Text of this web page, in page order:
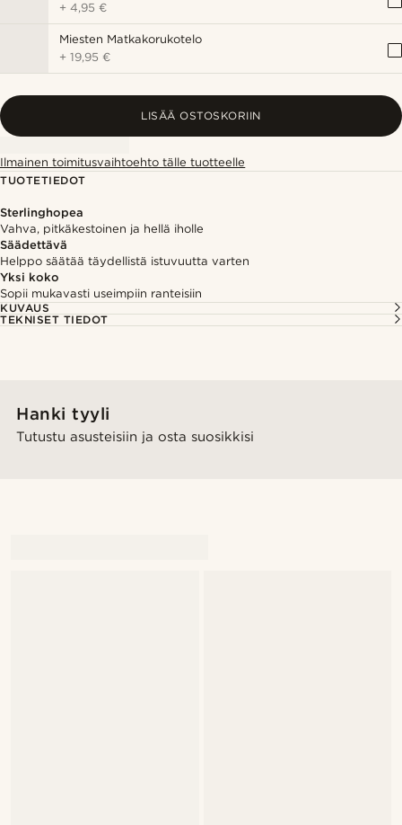
+4,95 €
Miesten Matkakorukotelo
+19,95 €
LISÄÄ OSTOSKORIIN
Ilmainen toimitusvaihtoehto tälle tuotteelle
TUOTETIEDOT
Sterlinghopea
Vahva, pitkäkestoinen ja hellä iholle
Säädettävä
Helppo säätää täydellistä istuvuutta varten
Yksi koko
Sopii mukavasti useimpiin ranteisiin
KUVAUS
TEKNISET TIEDOT
Hanki tyyli
Tutustu asusteisiin ja osta suosikkisi